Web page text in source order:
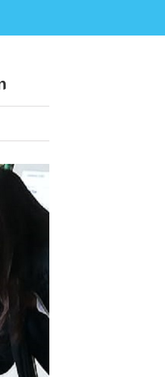
Educacionales
Escuela El Peñón